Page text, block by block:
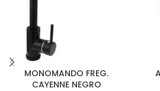
MONOMANDO FREG.
CAYENNE NEGRO